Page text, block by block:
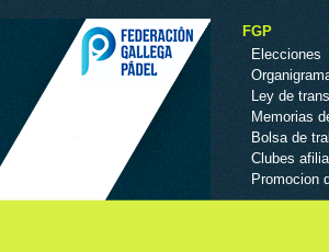
FGP
Elecciones
Ley de
Memorias
Bolsa de
Clubes
Promocion